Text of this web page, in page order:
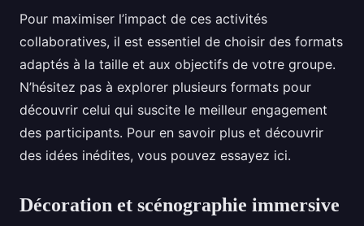
Pour maximiser l’impact de ces activités
collaboratives, il est essentiel de choisir des formats
adaptés à la taille et aux objectifs de votre groupe.
N’hésitez pas à explorer plusieurs formats pour
découvrir celui qui suscite le meilleur engagement
des participants. Pour en savoir plus et découvrir
des idées inédites, vous pouvez essayez ici.
Décoration et scénographie immersive